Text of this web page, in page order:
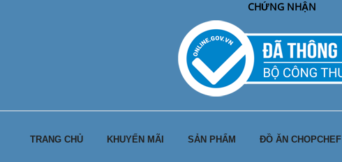
CHỨNG NHẬN
TRANG CHỦ KHUYẾN MÃI SẢN PHẨM ĐỒ ĂN CHOPCHEF